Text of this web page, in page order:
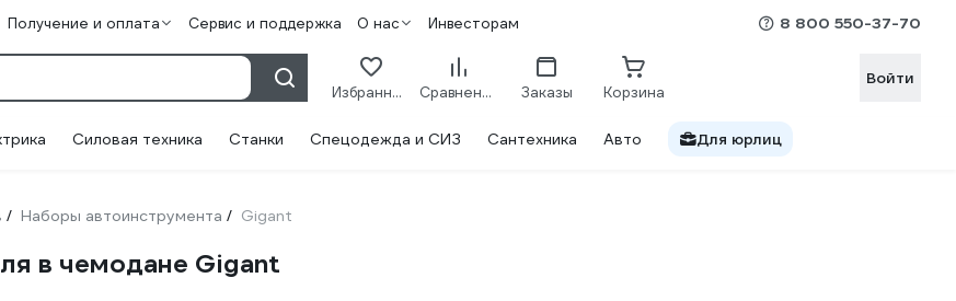
Получение и оплата Сервис и поддержка О нас Инвесторам 8 800 550-37-70
Избранное Сравнение Заказы Корзина
Войти
Силовая техника Станки Спецодежда и СИЗ Сантехника Авто Для юрлиц
/ Наборы автоинструмента / Gigant
в чемодане Gigant